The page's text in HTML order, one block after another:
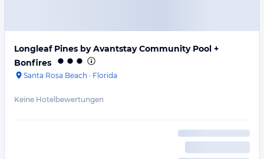
Longleaf Pines by Avantstay Community Pool +
Bonfires
Santa Rosa Beach · Florida
Keine Hotelbewertungen